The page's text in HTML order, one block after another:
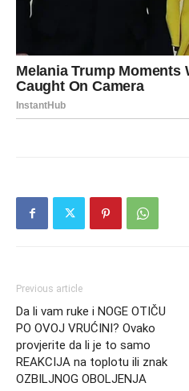
Previous article
Da li vam ruke i NOGE OTIČU
PO OVOJ VRUĆINI? Ovako
provjerite da li je to samo
REAKCIJA na toplotu ili znak
OZBILJNOG OBOLJENJA